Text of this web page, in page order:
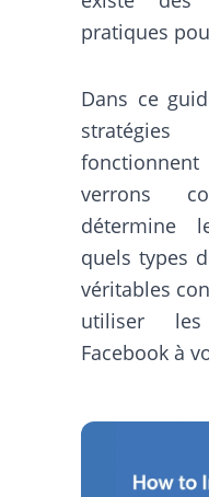
pratiques
Dans ce
verrons
détermine
quels types
véritables
utiliser
Facebook à